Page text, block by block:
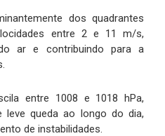
dos quadrantes
entre 2 e 11 m/s,
ar e contribuindo para a
entre 1008 e 1018 hPa,
leve queda ao longo do dia,
de instabilidades.